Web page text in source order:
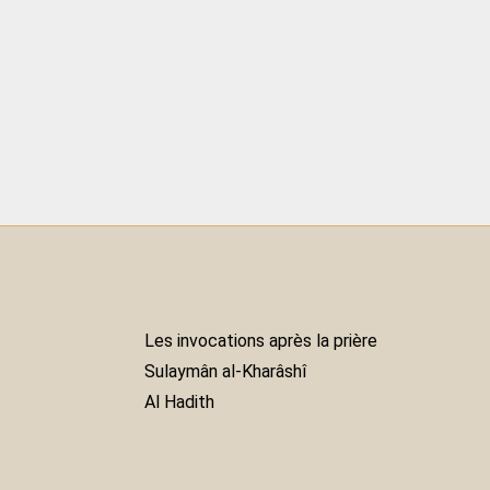
Les invocations après la prière
Sulaymân al-Kharâshî
Al Hadith